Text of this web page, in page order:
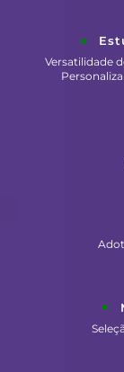
Versatilidade